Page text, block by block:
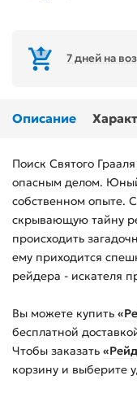
7 дней на
Описание
Поиск Святого
опасным делом.
собственном опыте.
скрывающую тайну
происходить
ему приходится
рейдера - искателя
Вы можете купить
бесплатной
Чтобы заказать
корзину и выберите